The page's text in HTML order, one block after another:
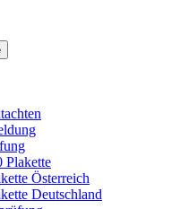
Plakette
Österreich
Deutschland